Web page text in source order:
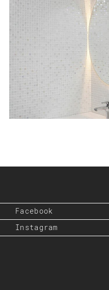
Facebook
Instagram